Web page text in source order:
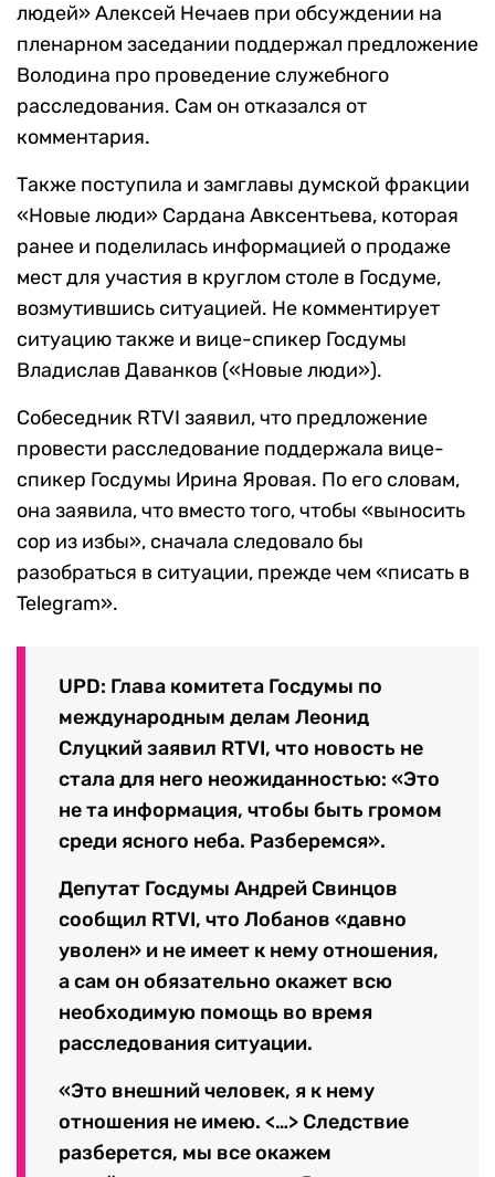
людей» Алексей Нечаев при обсуждении на
пленарном заседании поддержал предложение
Володина про проведение служебного
расследования. Сам он отказался от
комментария.
Также поступила и замглавы думской фракции
«Новые люди» Сардана Авксентьева, которая
ранее и поделилась информацией о продаже
мест для участия в круглом столе в Госдуме,
возмутившись ситуацией. Не комментирует
ситуацию также и вице-спикер Госдумы
Владислав Даванков («Новые люди»).
Собеседник RTVI заявил, что предложение
провести расследование поддержала вице-
спикер Госдумы Ирина Яровая. По его словам,
она заявила, что вместо того, чтобы «выносить
сор из избы», сначала следовало бы
разобраться в ситуации, прежде чем «писать в
Telegram».
UPD: Глава комитета Госдумы по
международным делам Леонид
Слуцкий заявил RTVI, что новость не
стала для него неожиданностью: «Это
не та информация, чтобы быть громом
среди ясного неба. Разберемся».
Депутат Госдумы Андрей Свинцов
сообщил RTVI, что Лобанов «давно
уволен» и не имеет к нему отношения,
а сам он обязательно окажет всю
необходимую помощь во время
расследования ситуации.
«Это внешний человек, я к нему
отношения не имею. <…> Следствие
разберется, мы все окажем